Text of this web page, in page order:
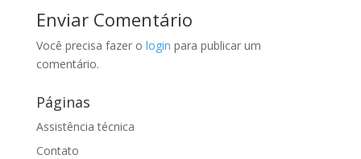
Enviar Comentário
Você precisa fazer o login para publicar um
comentário.
Páginas
Assistência técnica
Contato